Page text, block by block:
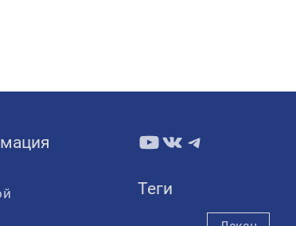
YouTube
ВКонтакте
Telegram
Теги